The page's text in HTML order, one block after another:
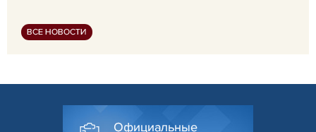
ВСЕ НОВОСТИ
Официальные